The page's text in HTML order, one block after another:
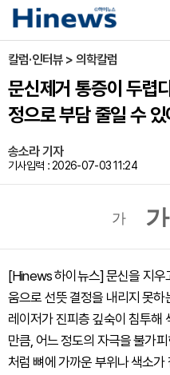
칼럼·인터뷰 > 의학칼럼
문신제거 통증이 두렵
정으로 부담 줄일 수
송소라 기자
기사입력 : 2026-07-03 11:24
가 가
[Hinews 하이뉴스] 문신을 지우
움으로 선뜻 결정을 내리지 못
레이저가 진피층 깊숙이 침투해
만큼, 어느 정도의 자극을 불가
처럼 뼈에 가까운 부위나 색소